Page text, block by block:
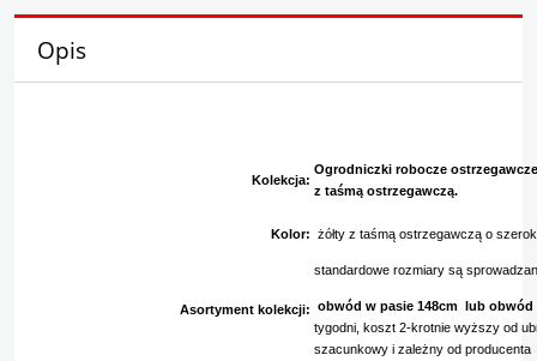
Opis
Kolekcja:
Ogrodniczki robocze
z taśmą ostrzegawczą.
Kolor: żółty z taśmą ostrzegawczą o
Asortyment kolekcji:
standardowe rozmiary są
obwód w pasie 148cm lub obwód
tygodni, koszt 2-krotnie wyższy od
szacunkowy i zależny od producenta